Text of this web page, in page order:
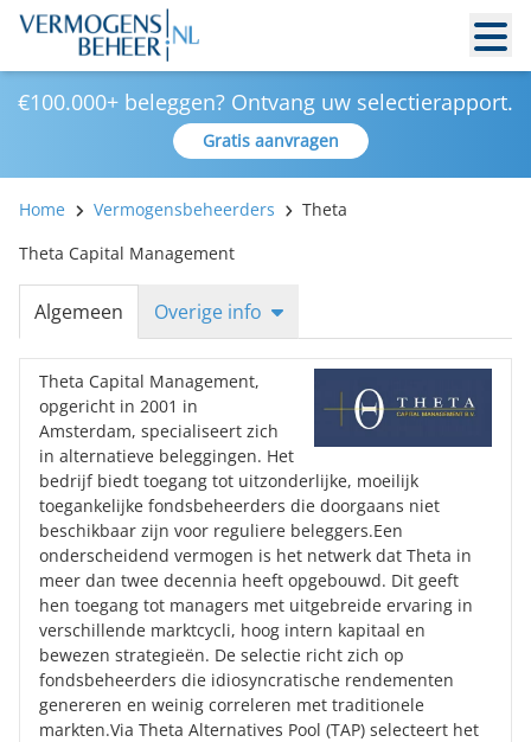
€100.000+ beleggen? Ontvang uw selectierapport.
Gratis aanvragen
Home Vermogensbeheerders
Theta
Theta Capital Management
Algemeen Overige info
Theta Capital Management,
opgericht in 2001 in
Amsterdam, specialiseert zich
in alternatieve beleggingen. Het
bedrijf biedt toegang tot uitzonderlijke, moeilijk
toegankelijke fondsbeheerders die doorgaans niet
beschikbaar zijn voor reguliere beleggers.Een
onderscheidend vermogen is het netwerk dat Theta in
meer dan twee decennia heeft opgebouwd. Dit geeft
hen toegang tot managers met uitgebreide ervaring in
verschillende marktcycli, hoog intern kapitaal en
bewezen strategieën. De selectie richt zich op
fondsbeheerders die idiosyncratische rendementen
genereren en weinig correleren met traditionele
markten.Via Theta Alternatives Pool (TAP) selecteert het